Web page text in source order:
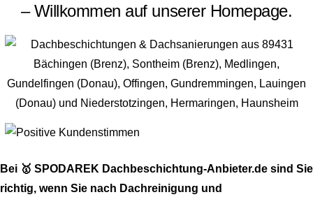
– Willkommen auf unserer Homepage.
Bei 🥇 SPODAREK Dachbeschichtung-Anbieter.de sind Sie
richtig, wenn Sie nach Dachreinigung und